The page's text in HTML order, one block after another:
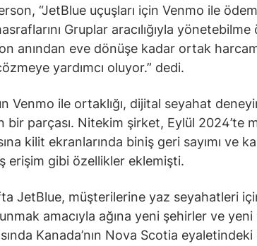
“JetBlue uçuşları için Venmo ile
Gruplar aracılığıyla yönetebilme
anından eve dönüşe kadar ortak
yardımcı oluyor.” dedi.
Venmo ile ortaklığı, dijital seyahat
bir parçası. Nitekim şirket, Eylül 2024’te
kilit ekranlarında biniş geri sayımı ve
erişim gibi özellikler eklemişti.
JetBlue, müşterilerine yaz seyahatleri
amacıyla ağına yeni şehirler ve
Kanada’nın Nova Scotia